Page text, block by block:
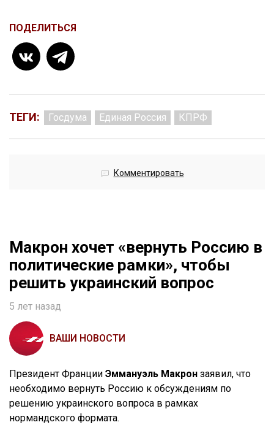
ПОДЕЛИТЬСЯ
ТЕГИ: Госдума Единая Россия КПРФ
Комментировать
Макрон хочет «вернуть Россию в
политические рамки», чтобы
решить украинский вопрос
5 лет назад
ВАШИ НОВОСТИ
Президент Франции Эммануэль Макрон заявил, что
необходимо вернуть Россию к обсуждениям по
решению украинского вопроса в рамках
нормандского формата.